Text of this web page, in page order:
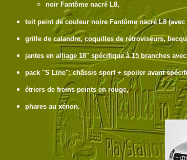
noir Fantôme nacré L8,
toit peint de couleur noire Fantôme nacré L8
grille de calandre, coquilles de rétroviseurs,
jantes en alliage 18" spécifique à 15 branches
pack "S Line": châssis sport + spoiler avant
étriers de freins peints en rouge,
phares au xénon.